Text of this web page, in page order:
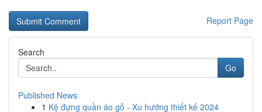
Report Page
Search
Go
Published News
1 Kệ đựng quần áo gỗ - Xu hướng thiết kế 2024